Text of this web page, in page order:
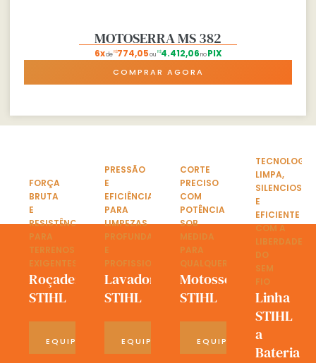
MOTOSERRA MS 382
6xdeR$774,05ou R$4.412,06no PIX
COMPRAR AGORA
FORÇA
BRUTA
E
RESISTÊNCIA
PARA
TERRENOS
EXIGENTES
Roçadeiras
STIHL
EQUIPAMENTOS
PRESSÃO
E
EFICIÊNCIA
PARA
LIMPEZAS
PROFUNDAS
E
PROFISSIONAIS
Lavadoras
STIHL
EQUIPAMENTOS
CORTE
PRECISO
COM
POTÊNCIA
SOB
MEDIDA
PARA
QUALQUER
Motosserras
STIHL
EQUIPAMENTOS
TECNOLOGIA
LIMPA,
SILENCIOSA
E
EFICIENTE
COM A
LIBERDADE
DO
SEM
FIO
Linha
STIHL
a
Bateria